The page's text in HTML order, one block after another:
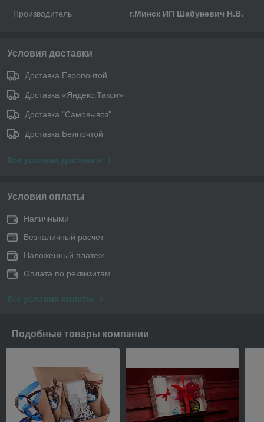
Производитель г.Минск ИП Шабуневич Н.В.
Условия доставки
Доставка Европочтой
Доставка «Яндекс.Такси»
Доставка "Самовывоз"
Доставка Белпочтой
Все условия доставки
Условия оплаты
Наличными
Безналичный расчет
Наложенный платеж
Оплата по реквизитам
Все условия оплаты
Подобные товары компании